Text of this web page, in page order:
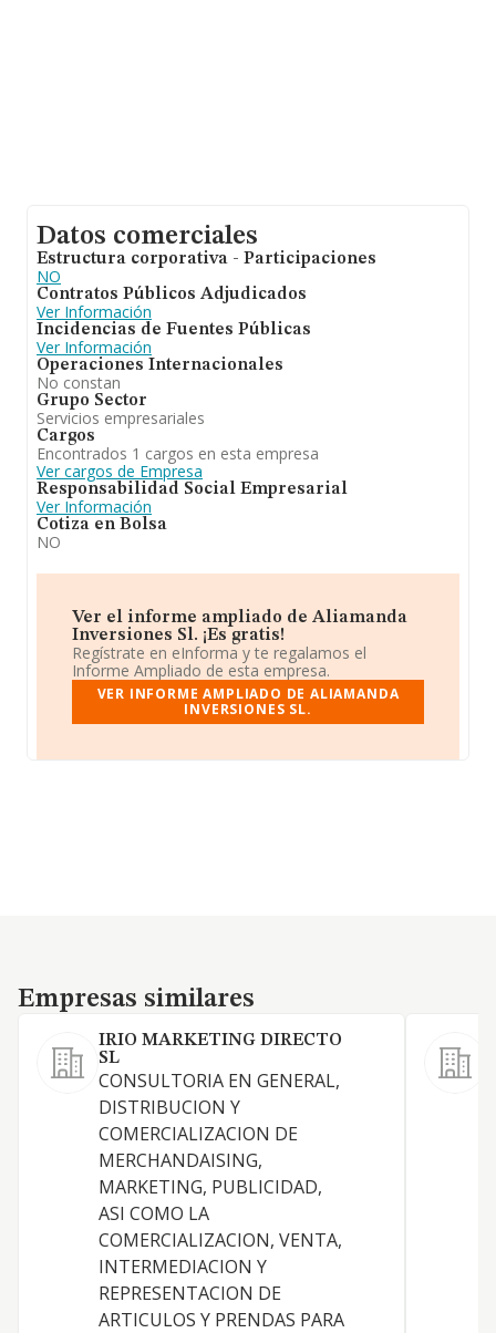
Datos comerciales
Estructura corporativa - Participaciones
NO
Contratos Públicos Adjudicados
Ver Información
Incidencias de Fuentes Públicas
Ver Información
Operaciones Internacionales
No constan
Grupo Sector
Servicios empresariales
Cargos
Encontrados 1 cargos en esta empresa
Ver cargos de Empresa
Responsabilidad Social Empresarial
Ver Información
Cotiza en Bolsa
NO
Ver el informe ampliado de Aliamanda
Inversiones Sl. ¡Es gratis!
Regístrate en eInforma y te regalamos el
Informe Ampliado de esta empresa.
VER INFORME AMPLIADO DE ALIAMANDA
INVERSIONES SL.
Empresas similares
Empresas similares
IRIO MARKETING DIRECTO
SL
CONSULTORIA EN GENERAL,
DISTRIBUCION Y
COMERCIALIZACION DE
MERCHANDAISING,
MARKETING, PUBLICIDAD,
ASI COMO LA
COMERCIALIZACION, VENTA,
INTERMEDIACION Y
REPRESENTACION DE
ARTICULOS Y PRENDAS PARA